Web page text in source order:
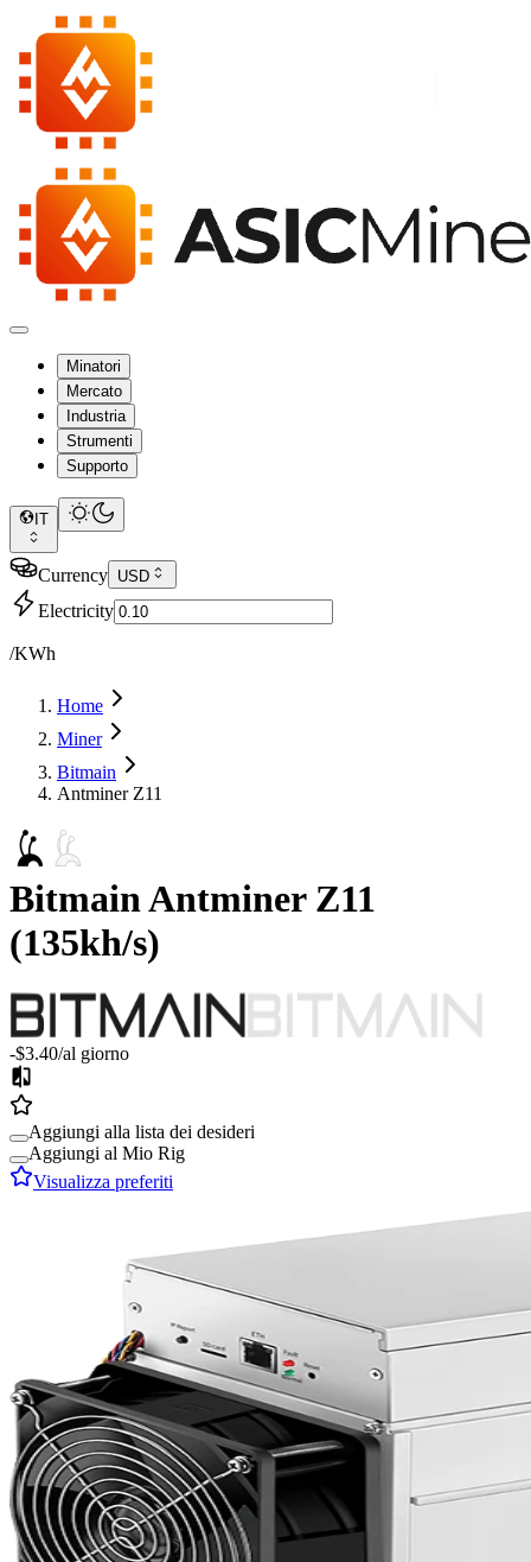
Minatori
Mercato
Industria
Strumenti
Supporto
IT
Currency USD
Electricity
/KWh
Home
Miner
Bitmain
Antminer Z11
BitmainAntminer Z11
(135kh/s)
-$3.40/al giorno
Aggiungi alla lista dei desideri
Aggiungi al Mio Rig
Visualizza preferiti